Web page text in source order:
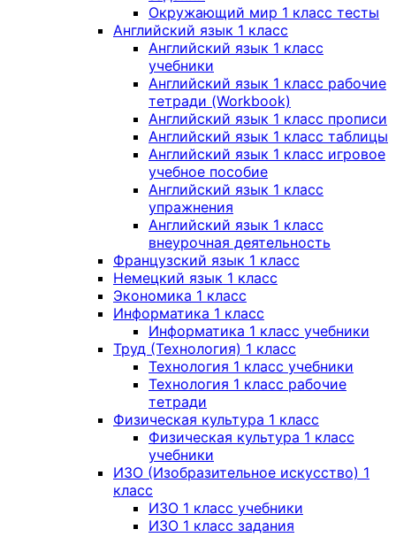
Окружающий мир 1 класс тесты
Английский язык 1 класс
Английский язык 1 класс
учебники
Английский язык 1 класс рабочие
тетради (Workbook)
Английский язык 1 класс прописи
Английский язык 1 класс таблицы
Английский язык 1 класс игровое
учебное пособие
Английский язык 1 класс
упражнения
Английский язык 1 класс
внеурочная деятельность
Французский язык 1 класс
Немецкий язык 1 класс
Экономика 1 класс
Информатика 1 класс
Информатика 1 класс учебники
Труд (Технология) 1 класс
Технология 1 класс учебники
Технология 1 класс рабочие
тетради
Физическая культура 1 класс
Физическая культура 1 класс
учебники
ИЗО (Изобразительное искусство) 1
класс
ИЗО 1 класс учебники
ИЗО 1 класс задания